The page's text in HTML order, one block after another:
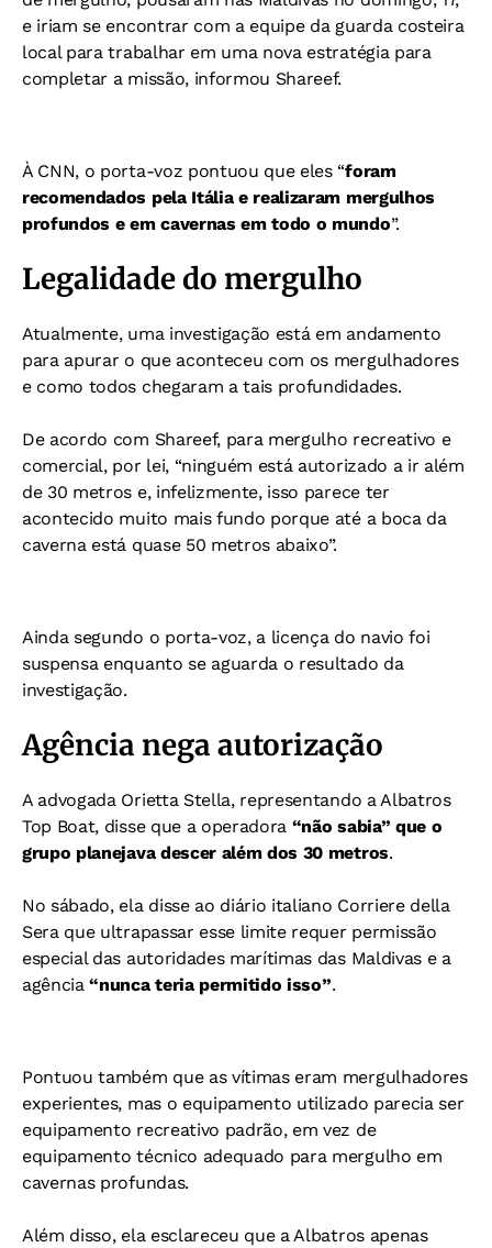
e iriam se encontrar com a equipe da guarda costeira
local para trabalhar em uma nova estratégia para
completar a missão, informou Shareef.
À CNN, o porta-voz pontuou que eles “foram
recomendados pela Itália e realizaram mergulhos
profundos e em cavernas em todo o mundo”.
Legalidade do mergulho
Atualmente, uma investigação está em andamento
para apurar o que aconteceu com os mergulhadores
e como todos chegaram a tais profundidades.
De acordo com Shareef, para mergulho recreativo e
comercial, por lei, “ninguém está autorizado a ir além
de 30 metros e, infelizmente, isso parece ter
acontecido muito mais fundo porque até a boca da
caverna está quase 50 metros abaixo”.
Ainda segundo o porta-voz, a licença do navio foi
suspensa enquanto se aguarda o resultado da
investigação.
Agência nega autorização
A advogada Orietta Stella, representando a Albatros
Top Boat, disse que a operadora “não sabia” que o
grupo planejava descer além dos 30 metros.
No sábado, ela disse ao diário italiano Corriere della
Sera que ultrapassar esse limite requer permissão
especial das autoridades marítimas das Maldivas e a
agência“nunca teria permitido isso”.
Pontuou também que as vítimas eram mergulhadores
experientes, mas o equipamento utilizado parecia ser
equipamento recreativo padrão, em vez de
equipamento técnico adequado para mergulho em
cavernas profundas.
Além disso, ela esclareceu que a Albatros apenas